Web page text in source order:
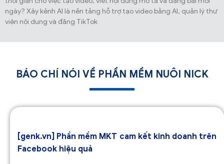
ngày? Xây kênh AI là nền tảng hỗ trợ tạo video bằng AI, quản lý thư
viện nội dung và đăng TikTok
BÁO CHÍ NÓI VỀ PHẦN MỀM NUÔI NICK
[genk.vn] Phần mềm MKT cam kết kinh doanh trên
Facebook hiệu quả